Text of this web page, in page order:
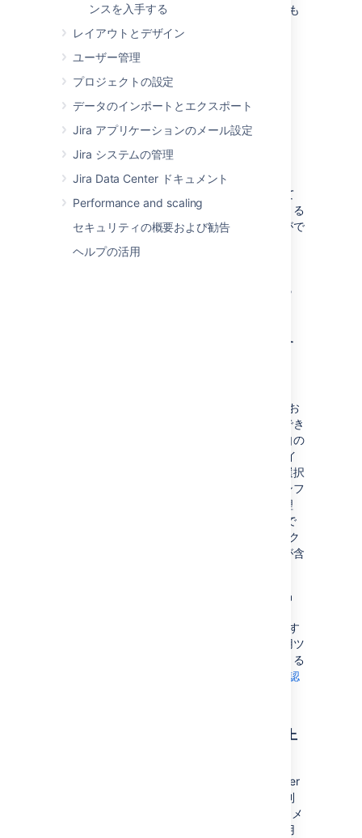
ンスを入手する
レイアウトとデザイン
ユーザー管理
プロジェクトの設定
データのインポートとエクスポート
Jira アプリケーションのメール設定
Jira システムの管理
Jira Data Center ドキュメント
Performance and scaling
セキュリティの概要および勧告
ヘルプの活用
Kubernetes は、次のような多くのメリットをも
たらす強力なプラットフォームです
アジリティの向上
デプロイの自動化
コンテナーの自動運用
セキュリティ強化
アップグレードとロールバックの加速
さらに、シンプルな YAML ファイルを使用して
インフラストラクチャをコードとして管理できる
ため、不必要なリソースの消費を減らすことがで
アトラシアンが Kubernetes
ヘルム チャートで Kubernetes を管理す
Helm チャートが作成されています。これは、お
客様のビジネス固有のニーズに合わせて設定でき
るカスタマイズ可能なテンプレートです。独自の
プロバイ
ダーのインフラストラクチャで実行するかを選択
することもできます。これにより、最新のインフ
ラストラクチャを使用しながら、データを管理
し、コンプライアンス ニーズを満たすことがで
きます。Helm チャートには独自のライフサイク
ルがあるため、アップデートには特定の機能が含
Helm チャートは、Atlassian Data Center 製品
Crowd) を Kubernetes クラスターにデプロイす
るために必要な基本の構成要素を提供し、運用ツ
ールや自動化ツールと統合する機能を利用できる
Helm チャートの詳細をご確認
Docker イメージを使用して俊敏性を向上
開発をスピードアップするために、Data Center
を利
用することができます。Docker コンテナー イメ
ージを Data Center デプロイの一部として使用